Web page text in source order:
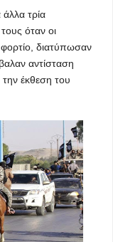
τρία
όταν οι
διατύπωσαν
αντίσταση
έκθεση του